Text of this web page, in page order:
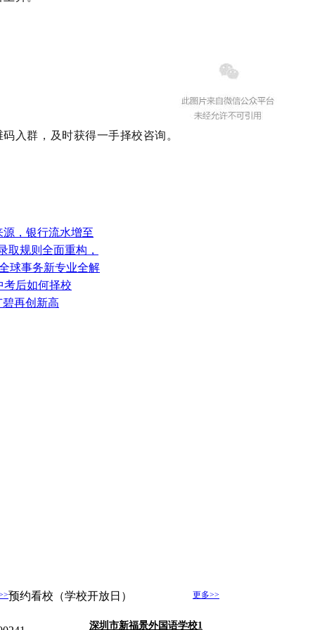
入群，及时获得一手择校咨询。
源，银行流水增至
取规则全面重构，
球事务新专业全解
考后如何择校
碧再创新高
预约看校（学校开放日） 更多>>
深圳市新福景外国语学校1